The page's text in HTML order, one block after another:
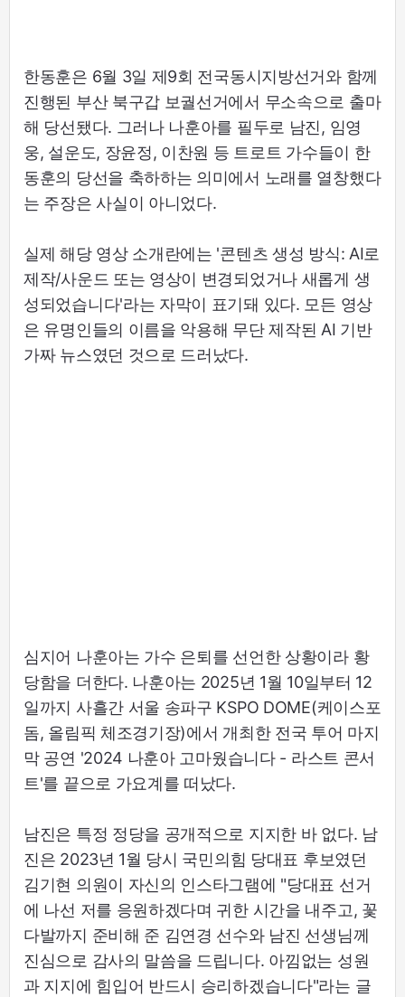
한동훈은 6월 3일 제9회 전국동시지방선거와 함께
진행된 부산 북구갑 보궐선거에서 무소속으로 출마
해 당선됐다. 그러나 나훈아를 필두로 남진, 임영
웅, 설운도, 장윤정, 이찬원 등 트로트 가수들이 한
동훈의 당선을 축하하는 의미에서 노래를 열창했다
는 주장은 사실이 아니었다.
실제 해당 영상 소개란에는 '콘텐츠 생성 방식: AI로
제작/사운드 또는 영상이 변경되었거나 새롭게 생
성되었습니다'라는 자막이 표기돼 있다. 모든 영상
은 유명인들의 이름을 악용해 무단 제작된 AI 기반
가짜 뉴스였던 것으로 드러났다.
심지어 나훈아는 가수 은퇴를 선언한 상황이라 황
당함을 더한다. 나훈아는 2025년 1월 10일부터 12
일까지 사흘간 서울 송파구 KSPO DOME(케이스포
돔, 올림픽 체조경기장)에서 개최한 전국 투어 마지
막 공연 '2024 나훈아 고마웠습니다 - 라스트 콘서
트'를 끝으로 가요계를 떠났다.
남진은 특정 정당을 공개적으로 지지한 바 없다. 남
진은 2023년 1월 당시 국민의힘 당대표 후보였던
김기현 의원이 자신의 인스타그램에 "당대표 선거
에 나선 저를 응원하겠다며 귀한 시간을 내주고, 꽃
다발까지 준비해 준 김연경 선수와 남진 선생님께
진심으로 감사의 말씀을 드립니다. 아낌없는 성원
과 지지에 힘입어 반드시 승리하겠습니다"라는 글